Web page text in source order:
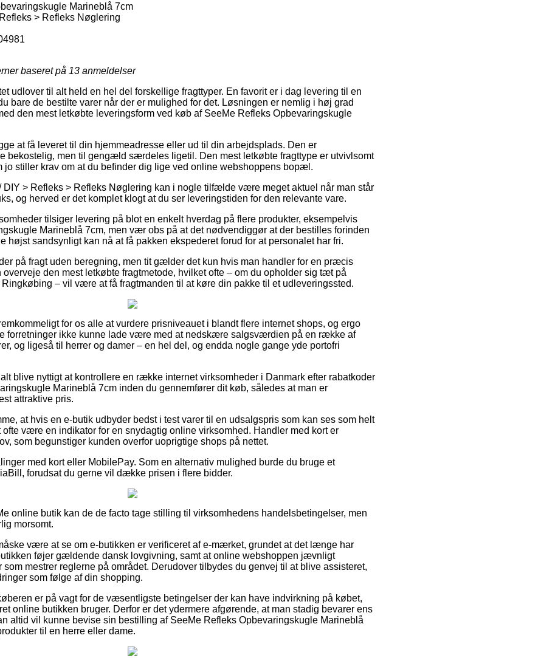
Marineblå 7cm
> Refleks Nøglering
baseret på 13 anmeldelser
udlover til alt held en hel del forskellige fragttyper. En favorit er i dag levering til en
bare de bestilte varer når der er mulighed for det. Løsningen er nemlig i høj grad
den mest letkøbte leveringsform ved køb af SeeMe Refleks Opbevaringskugle
at få leveret til din hjemmeadresse eller ud til din arbejdsplads. Den er
bekostelig, men til gengæld særdeles ligetil. Den mest letkøbte fragttype er utvivlsomt
jo stiller krav om at du befinder dig lige ved online webshoppens bopæl.
DIY > Refleks > Refleks Nøglering kan i nogle tilfælde være meget aktuel når man står
og herved er det komplet klogt at du ser leveringstiden for den relevante vare.
tilsiger levering på blot en enkelt hverdag på flere produkter, eksempelvis
Marineblå 7cm, men vær obs på at det nødvendiggør at der bestilles forinden
højst sandsynligt kan nå at få pakken ekspederet forud for at personalet har fri.
på fragt uden beregning, men tit gælder det kun hvis man handler for en præcis
den mest letkøbte fragtmetode, hvilket ofte – om du opholder sig tæt på
– vil være at få fragtmanden til at køre din pakke til et udleveringssted.
for os alle at vurdere prisniveauet i blandt flere internet shops, og ergo
forretninger ikke kunne lade være med at nedskære salgsværdien på en række af
og ligeså til herrer og damer – en hel del, og endda nogle gange yde portofri
blive nyttigt at kontrollere en række internet virksomheder i Danmark efter rabatkoder
Marineblå 7cm inden du gennemfører dit køb, således at man er
attraktive pris.
at hvis en e-butik udbyder bedst i test varer til en udsalgspris som kan ses som helt
være en indikator for en snydagtig online virksomhed. Handler med kort er
som begunstiger kunden overfor uoprigtige shops på nettet.
med kort eller MobilePay. Som en alternativ mulighed burde du bruge et
forudsat du gerne vil dække prisen i flere bidder.
online butik kan de de facto tage stilling til virksomhedens handelsbetingelser, men
morsomt.
være at se om e-butikken er verificeret af e-mærket, grundet at det længe har
føjer gældende dansk lovgivning, samt at online webshoppen jævnligt
som mestrer reglerne på området. Derudover tilbydes du genvej til at blive assisteret,
som følge af din shopping.
er på vagt for de væsentligste betingelser der kan have indvirkning på købet,
online butikken bruger. Derfor er det ydermere afgørende, at man stadig bevarer ens
altid vil kunne bevise sin bestilling af SeeMe Refleks Opbevaringskugle Marineblå
til en herre eller dame.